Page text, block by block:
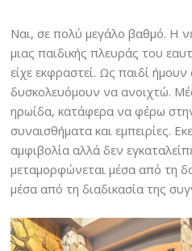
Ναι, σε πολύ μεγάλο βαθμό. Η
μιας παιδικής πλευράς του
είχε εκφραστεί. Ως παιδί
δυσκολευόμουν να ανοιχτώ.
ηρωίδα, κατάφερα να φέρω
συναισθήματα και εμπειρίες.
αμφιβολία αλλά δεν
μεταμορφώνεται μέσα από τη
μέσα από τη διαδικασία της